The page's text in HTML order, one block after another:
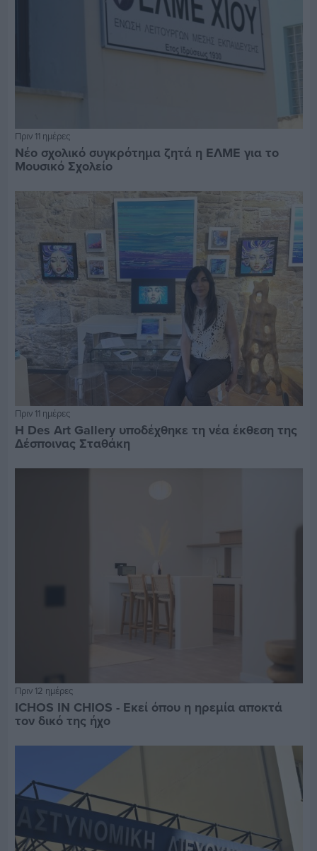
Πριν 11 ημέρες
Νέο σχολικό συγκρότημα ζητά η ΕΛΜΕ για το
Μουσικό Σχολείο
Πριν 11 ημέρες
Η Des Art Gallery υποδέχθηκε τη νέα έκθεση της
Δέσποινας Σταθάκη
Πριν 12 ημέρες
ICHOS IN CHIOS - Εκεί όπου η ηρεμία αποκτά
τον δικό της ήχο